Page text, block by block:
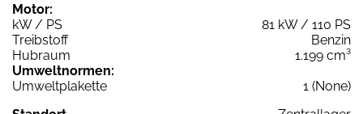
Motor:
kW / PS
81 kW / 110 PS
Treibstoff
Benzin
Hubraum
1.199 cm³
Umweltnormen:
Umweltplakette
1 (None)